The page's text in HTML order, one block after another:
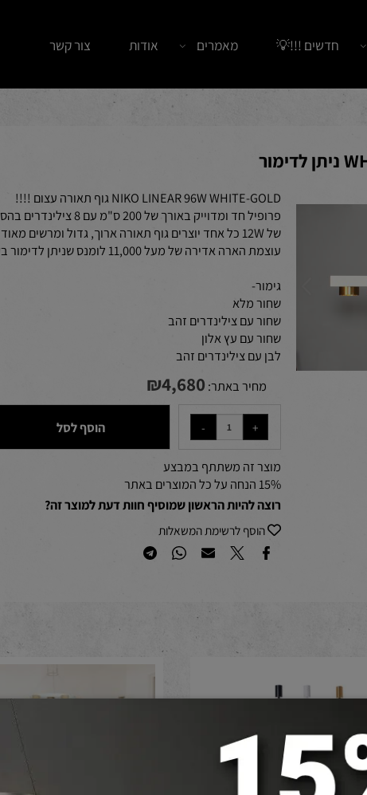
חדשים !!!💡 מאמרים אודות צור קשר
NIKO LINEAR 96W WHITE-GOLD גוף תאורה עצום !!!!
פרופיל חד ומדוייק באורך של 200 ס"מ עם 8 צילינדרים בהספק
של 12W כל אחד יוצרים גוף תאורה ארוך, גדול ומרשים מאוד עם
עוצמת הארה אדירה של מעל 11,000 לומנס שניתן לדימור בקלות.
גימור-
שחור מלא
שחור עם צילינדרים זהב
שחור עם עץ אלון
לבן עם צילינדרים זהב
₪
הוסף לסל
מוצר זה משתתף במבצע
רוצה להיות הראשון שמוסיף חוות דעת למוצר זה?
הוסף לרשימת המשאלות